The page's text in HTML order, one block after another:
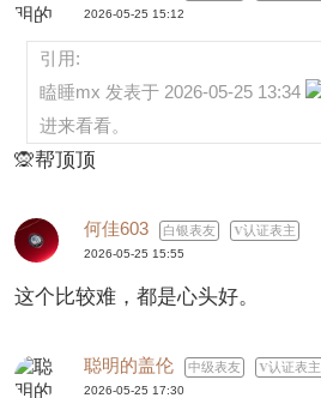
2026-05-25 15:12
引用:
瞌睡mx 发表于 2026-05-25 13:34
进来看看。
🙊帮顶顶
何佳603 白银表友 认证表主
2026-05-25 15:55
这个比较难，都是心头好。
聪明的盖伦 中级表友 认证表主
2026-05-25 17:30